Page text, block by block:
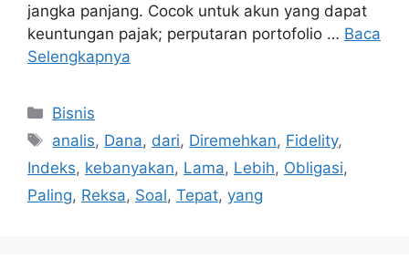
jangka panjang. Cocok untuk akun yang dapat
keuntungan pajak; perputaran portofolio … Baca
Selengkapnya
Kategori
Bisnis
Tag
analis, Dana, dari, Diremehkan, Fidelity,
Indeks, kebanyakan, Lama, Lebih, Obligasi,
Paling, Reksa, Soal, Tepat, yang